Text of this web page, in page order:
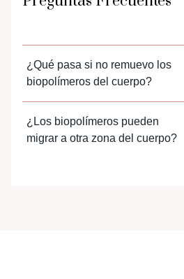
¿Qué pasa si no remuevo los
biopolímeros del cuerpo?
¿Los biopolímeros pueden
migrar a otra zona del cuerpo?